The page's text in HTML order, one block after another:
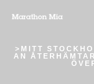
>MITT
AN